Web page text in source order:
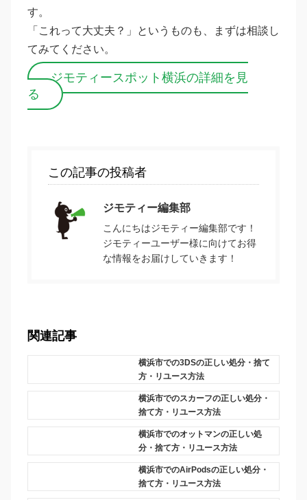
す。
「これって大丈夫？」というものも、まずは相談し
てみてください。
ジモティースポット横浜の詳細を見
る
この記事の投稿者
ジモティー編集部
こんにちはジモティー編集部です！
ジモティーユーザー様に向けてお得
な情報をお届けしていきます！
関連記事
横浜市での3DSの正しい処分・捨て
方・リユース方法
横浜市でのスカーフの正しい処分・
捨て方・リユース方法
横浜市でのオットマンの正しい処
分・捨て方・リユース方法
横浜市でのAirPodsの正しい処分・
捨て方・リユース方法